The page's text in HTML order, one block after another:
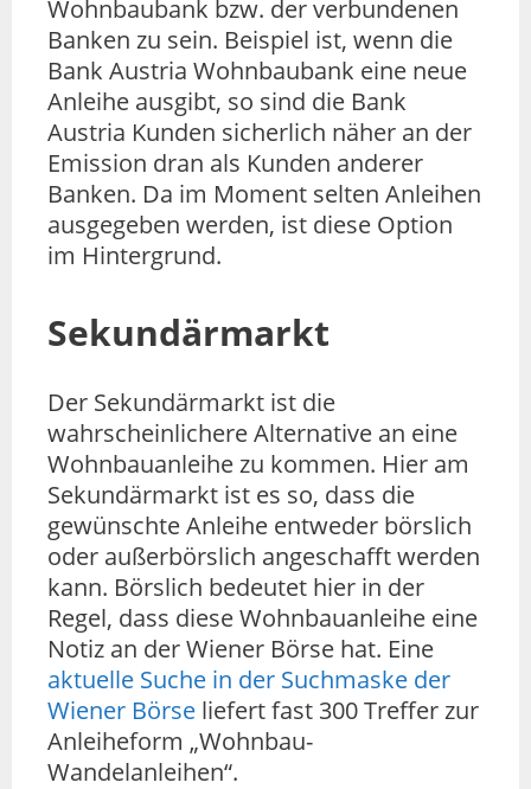
Wohnbaubank bzw. der verbundenen
Banken zu sein. Beispiel ist, wenn die
Bank Austria Wohnbaubank eine neue
Anleihe ausgibt, so sind die Bank
Austria Kunden sicherlich näher an der
Emission dran als Kunden anderer
Banken. Da im Moment selten Anleihen
ausgegeben werden, ist diese Option
im Hintergrund.
Sekundärmarkt
Der Sekundärmarkt ist die
wahrscheinlichere Alternative an eine
Wohnbauanleihe zu kommen. Hier am
Sekundärmarkt ist es so, dass die
gewünschte Anleihe entweder börslich
oder außerbörslich angeschafft werden
kann. Börslich bedeutet hier in der
Regel, dass diese Wohnbauanleihe eine
Notiz an der Wiener Börse hat. Eine
aktuelle Suche in der Suchmaske der
Wiener Börse liefert fast 300 Treffer zur
Anleiheform „Wohnbau-
Wandelanleihen“.